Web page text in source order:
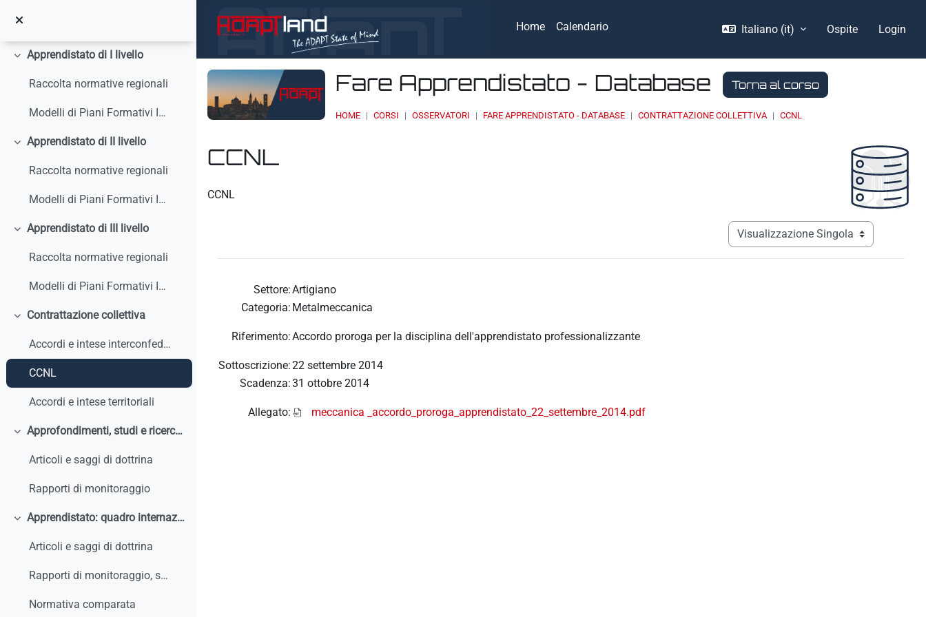
Home Calendario Italiano ‎(it)‎ Ospite Login
Minimizza
Apprendistato di I livello
Raccolta normative regionali
Modelli di Piani Formativi Individuali
Minimizza
Apprendistato di II livello
Raccolta normative regionali
Modelli di Piani Formativi Individuali
Minimizza
Apprendistato di III livello
Raccolta normative regionali
Modelli di Piani Formativi Individuali
Minimizza
Contrattazione collettiva
Accordi e intese interconfederali
CCNL
Accordi e intese territoriali
Minimizza
Approfondimenti, studi e ricerche
Articoli e saggi di dottrina
Rapporti di monitoraggio
Minimizza
Apprendistato: quadro internazionale e comparato
Articoli e saggi di dottrina
Rapporti di monitoraggio, studi, ricerche, report internazionali
Normativa comparata
Fare Apprendistato - Database Torna al corso
HOME CORSI OSSERVATORI FARE APPRENDISTATO - DATABASE CONTRATTAZIONE COLLETTIVA CCNL
CCNL
CCNL
Navigazione terziaria modalità
Settore:Artigiano
Categoria: Metalmeccanica
Riferimento:Accordo proroga per la disciplina dell'apprendistato professionalizzante
Sottoscrizione:22 settembre 2014
Scadenza:31 ottobre 2014
Allegato: meccanica _accordo_proroga_apprendistato_22_settembre_2014.pdf